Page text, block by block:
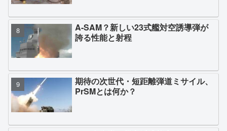
A-SAM？新しい23式艦対空誘導弾が
誇る性能と射程
期待の次世代・短距離弾道ミサイル、
PrSMとは何か？